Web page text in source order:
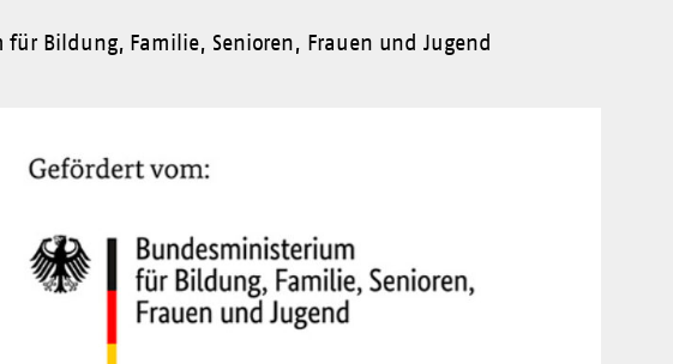
Bildung, Familie, Senioren, Frauen und Jugend